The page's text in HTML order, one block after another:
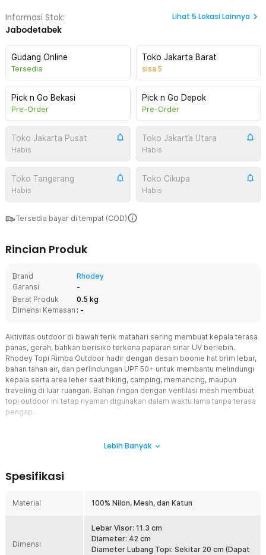
Informasi Stok:
Jabodetabek
Lihat 5 Lokasi Lainnya
Gudang Online
Tersedia
Toko Jakarta Barat
sisa 5
Pick n Go Bekasi
Pre-Order
Pick n Go Depok
Pre-Order
Toko Jakarta Pusat
Habis
Toko Jakarta Utara
Habis
Toko Tangerang
Habis
Toko Cikupa
Habis
Tersedia bayar di tempat (COD)
Rincian Produk
Brand
Rhodey
Garansi
-
Berat Produk
0.5 kg
Dimensi Kemasan : -
Aktivitas outdoor di bawah terik matahari sering membuat kepala terasa
panas, gerah, bahkan berisiko terkena paparan sinar UV berlebih.
Rhodey Topi Rimba Outdoor hadir dengan desain boonie hat brim lebar,
bahan tahan air, dan perlindungan UPF 50+ untuk membantu melindungi
kepala serta area leher saat hiking, camping, memancing, maupun
traveling di luar ruangan. Bahan ringan dengan ventilasi mesh membuat
topi outdoor ini tetap nyaman digunakan dalam waktu lama tanpa terasa
pengap.
mengurangi paparan sinar UV saat beraktivitas di luar ruangan.
berada di bawah terik matahari. Cocok digunakan sebagai topi
maupun aktivitas ekstrem.
Brim Lebar dengan Perlindungan Menyeluruh
Lebih Banyak
Spesifikasi
Material 100% Nilon, Mesh, dan Katun
Dimensi
Lebar Visor: 11.3 cm
Diameter: 42 cm
Diameter Lubang Topi: Sekitar 20 cm (Dapat